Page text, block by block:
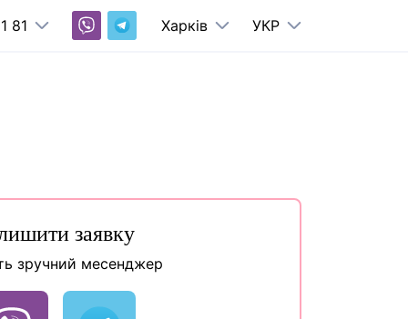
81 Харків УКР
заявку
зручний месенджер